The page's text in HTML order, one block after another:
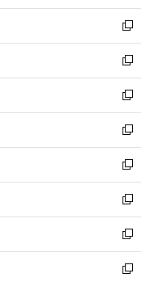
開
く
ウ
で
開
く
ン
ド
ウ
で
開
く
ウ
ィ
ン
ド
ウ
で
開
く
新
し
い
ウ
ィ
ン
ド
ウ
で
開
く
新
し
い
ウ
ィ
ン
ド
ウ
で
開
く
新
し
い
ウ
ィ
ン
ド
ウ
で
開
く
新
し
い
ウ
ィ
ン
ド
ウ
で
新
し
い
ウ
ィ
ン
ド
新
し
い
ウ
ィ
新
し
い
新